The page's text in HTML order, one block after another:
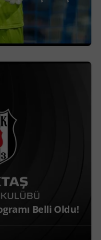
Belli Oldu!